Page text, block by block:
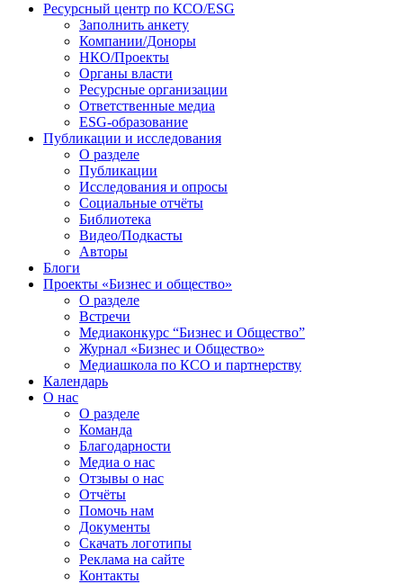
Ресурсный центр по КСО/ESG
Заполнить анкету
Компании/Доноры
НКО/Проекты
Органы власти
Ресурсные организации
Ответственные медиа
ESG-образование
Публикации и исследования
О разделе
Публикации
Исследования и опросы
Социальные отчёты
Библиотека
Видео/Подкасты
Авторы
Блоги
Проекты «Бизнес и общество»
О разделе
Встречи
Медиаконкурс “Бизнес и Общество”
Журнал «Бизнес и Общество»
Медиашкола по КСО и партнерству
Календарь
О нас
О разделе
Команда
Благодарности
Медиа о нас
Отзывы о нас
Отчёты
Помочь нам
Документы
Скачать логотипы
Реклама на сайте
Контакты